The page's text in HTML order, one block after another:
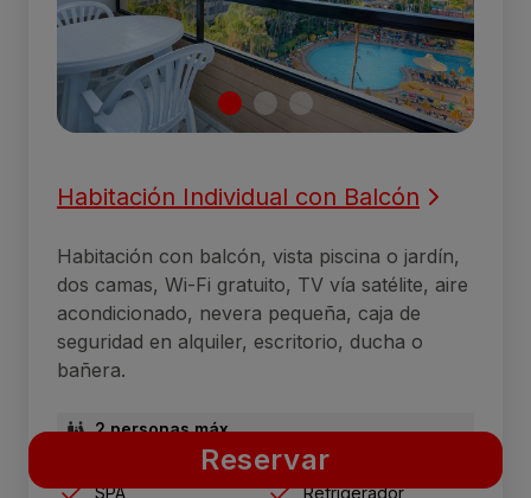
Reservar
Habitación Individual con Balcón
Habitación con balcón, vista piscina o jardín,
dos camas, Wi-Fi gratuito, TV vía satélite, aire
acondicionado, nevera pequeña, caja de
seguridad en alquiler, escritorio, ducha o
bañera.
2 personas máx.
SPA Refrigerador